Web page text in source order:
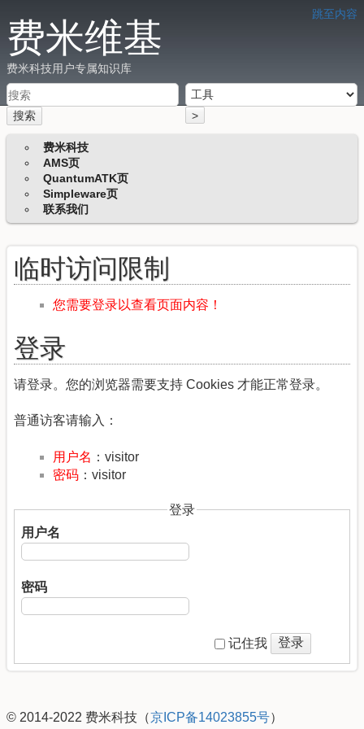
跳至内容
费米维基
费米科技用户专属知识库
搜索 >
费米科技
AMS页
QuantumATK页
Simpleware页
联系我们
临时访问限制
您需要登录以查看页面内容！
登录
请登录。您的浏览器需要支持 Cookies 才能正常登录。
普通访客请输入：
用户名 ：visitor
密码 ：visitor
登录
用户名
密码
记住我 登录
© 2014-2022 费米科技（京ICP备14023855号）